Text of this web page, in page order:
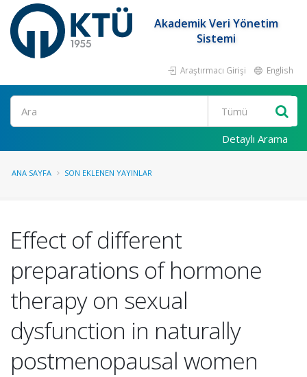
Akademik Veri Yönetim
Sistemi
Araştırmacı Girişi English
Ara
Detaylı Arama
ANA SAYFA SON EKLENEN YAYINLAR
Effect of different
preparations of hormone
therapy on sexual
dysfunction in naturally
postmenopausal women